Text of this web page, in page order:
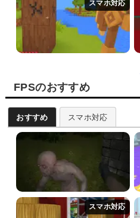
FPSのおすすめ
おすすめ スマホ対応